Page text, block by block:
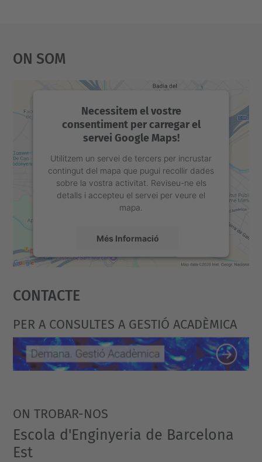
On Som
Necessitem el vostre
consentiment per carregar el
servei Google Maps!
Utilitzem un servei de tercers per incrustar
contingut del mapa que pugui recollir dades
sobre la vostra activitat. Reviseu-ne els
detalls i accepteu el servei per veure el
mapa.
Més Informació
powered by
Contacte
PER A CONSULTES A GESTIÓ ACADÈMICA
ON TROBAR-NOS
Escola d'Enginyeria de Barcelona
Est